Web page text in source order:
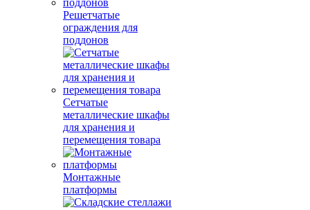
Решетчатые
ограждения для
поддонов
Сетчатые
металлические шкафы
для хранения и
перемещения товара
Монтажные
платформы